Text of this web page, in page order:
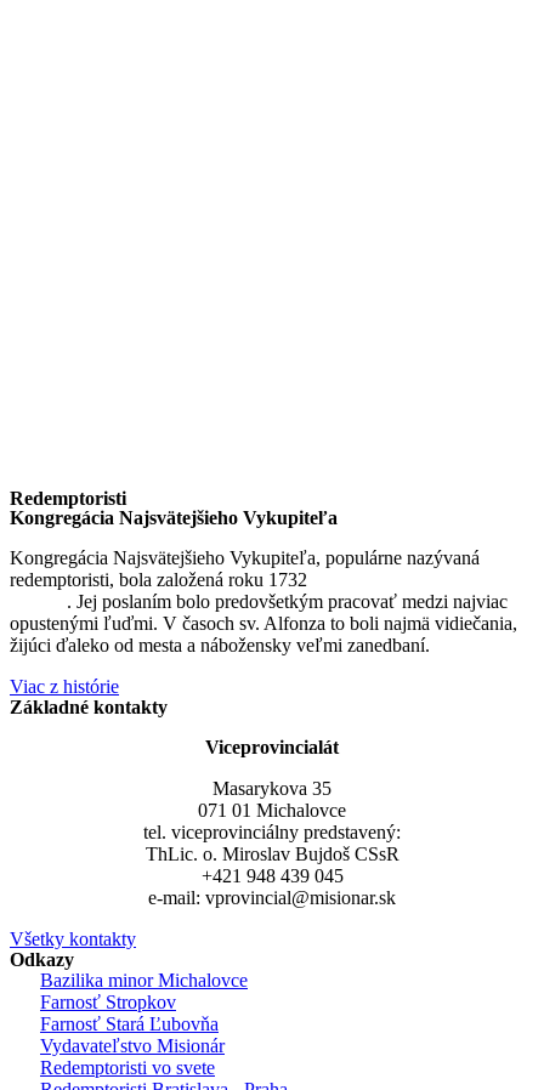
Redemptoristi
Kongregácia Najsvätejšieho Vykupiteľa
Kongregácia Najsvätejšieho Vykupiteľa, populárne nazývaná
redemptoristi, bola založená roku 1732
. Jej poslaním bolo predovšetkým pracovať medzi najviac
opustenými ľuďmi. V časoch sv. Alfonza to boli najmä vidiečania,
žijúci ďaleko od mesta a nábožensky veľmi zanedbaní.
Viac z histórie
Základné kontakty
Viceprovincialát
Masarykova 35
071 01 Michalovce
tel. viceprovinciálny predstavený:
ThLic. o. Miroslav Bujdoš CSsR
+421 948 439 045
e-mail: vprovincial@misionar.sk
Všetky kontakty
Odkazy
Bazilika minor Michalovce
Farnosť Stropkov
Farnosť Stará Ľubovňa
Vydavateľstvo Misionár
Redemptoristi vo svete